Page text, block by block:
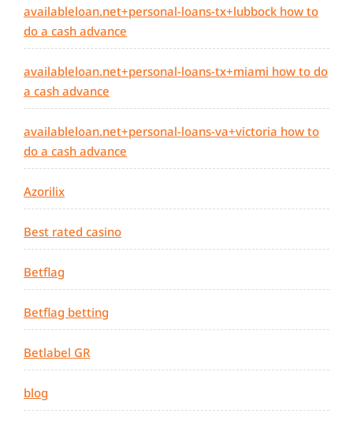
availableloan.net+personal-loans-tx+lubbock how to
do a cash advance
availableloan.net+personal-loans-tx+miami how to do
a cash advance
availableloan.net+personal-loans-va+victoria how to
do a cash advance
Azorilix
Best rated casino
Betflag
Betflag betting
Betlabel GR
blog